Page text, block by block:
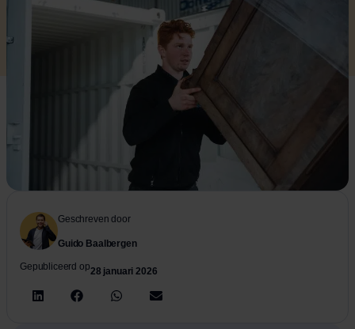
Geschreven door
Guido Baalbergen
Gepubliceerd op28 januari 2026